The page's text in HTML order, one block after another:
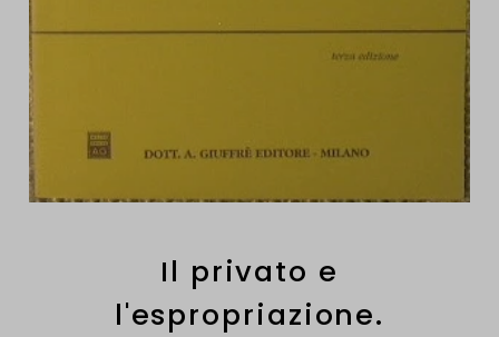
Il privato e
l'espropriazione.